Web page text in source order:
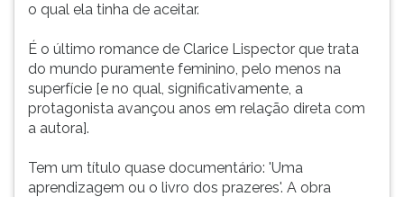
o qual ela tinha de aceitar.
É o último romance de Clarice Lispector que trata
do mundo puramente feminino, pelo menos na
superfície [e no qual, significativamente, a
protagonista avançou anos em relação direta com
a autora].
Tem um título quase documentário: 'Uma
aprendizagem ou o livro dos prazeres'. A obra